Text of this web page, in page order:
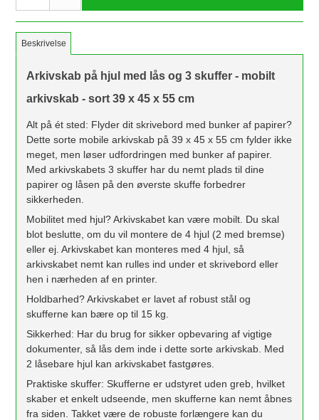
Beskrivelse
Arkivskab på hjul med lås og 3 skuffer - mobilt
arkivskab - sort 39 x 45 x 55 cm
Alt på ét sted: Flyder dit skrivebord med bunker af papirer?
Dette sorte mobile arkivskab på 39 x 45 x 55 cm fylder ikke
meget, men løser udfordringen med bunker af papirer.
Med arkivskabets 3 skuffer har du nemt plads til dine
papirer og låsen på den øverste skuffe forbedrer
sikkerheden.
Mobilitet med hjul? Arkivskabet kan være mobilt. Du skal
blot beslutte, om du vil montere de 4 hjul (2 med bremse)
eller ej. Arkivskabet kan monteres med 4 hjul, så
arkivskabet nemt kan rulles ind under et skrivebord eller
hen i nærheden af ​​en printer.
Holdbarhed? Arkivskabet er lavet af robust stål og
skufferne kan bære op til 15 kg.
Sikkerhed: Har du brug for sikker opbevaring af vigtige
dokumenter, så lås dem inde i dette sorte arkivskab. Med
2 låsebare hjul kan arkivskabet fastgøres.
Praktiske skuffer: Skufferne er udstyret uden greb, hvilket
skaber et enkelt udseende, men skufferne kan nemt åbnes
fra siden. Takket være de robuste forlængere kan du